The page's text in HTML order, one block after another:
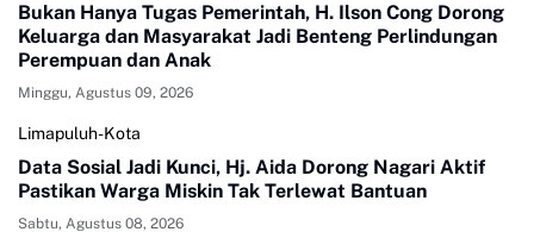
Bukan Hanya Tugas Pemerintah, H. Ilson Cong Dorong
Keluarga dan Masyarakat Jadi Benteng Perlindungan
Perempuan dan Anak
Minggu, Agustus 09, 2026
Limapuluh-Kota
Data Sosial Jadi Kunci, Hj. Aida Dorong Nagari Aktif
Pastikan Warga Miskin Tak Terlewat Bantuan
Sabtu, Agustus 08, 2026